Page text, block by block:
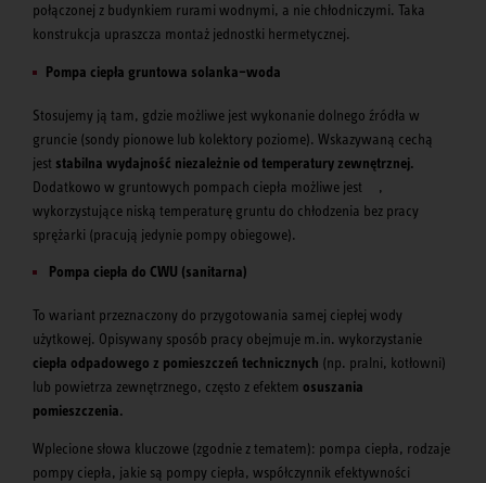
połączonej z budynkiem rurami wodnymi, a nie chłodniczymi. Taka
konstrukcja upraszcza montaż jednostki hermetycznej.
Pompa ciepła gruntowa solanka–woda
Stosujemy ją tam, gdzie możliwe jest wykonanie dolnego źródła w
gruncie (sondy pionowe lub kolektory poziome). Wskazywaną cechą
jest stabilna wydajność niezależnie od temperatury zewnętrznej.
Dodatkowo w gruntowych pompach ciepła możliwe jest
,
wykorzystujące niską temperaturę gruntu do chłodzenia bez pracy
sprężarki (pracują jedynie pompy obiegowe).
Pompa ciepła do CWU (sanitarna)
To wariant przeznaczony do przygotowania samej ciepłej wody
użytkowej. Opisywany sposób pracy obejmuje m.in. wykorzystanie
ciepła odpadowego z pomieszczeń technicznych (np. pralni, kotłowni)
lub powietrza zewnętrznego, często z efektem osuszania
pomieszczenia.
Wplecione słowa kluczowe (zgodnie z tematem): pompa ciepła, rodzaje
pompy ciepła, jakie są pompy ciepła, współczynnik efektywności